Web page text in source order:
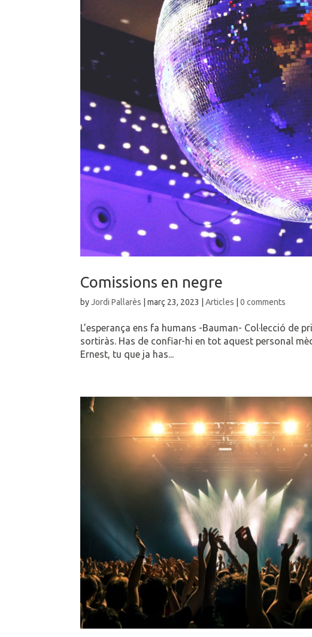
Comissions en negre
byJordi Pallarès |març 23, 2023 |Articles |0 comments
L’esperança ens fa humans -Bauman- Col·lecció de
sortiràs. Has de confiar-hi en tot aquest personal
Ernest, tu que ja has...